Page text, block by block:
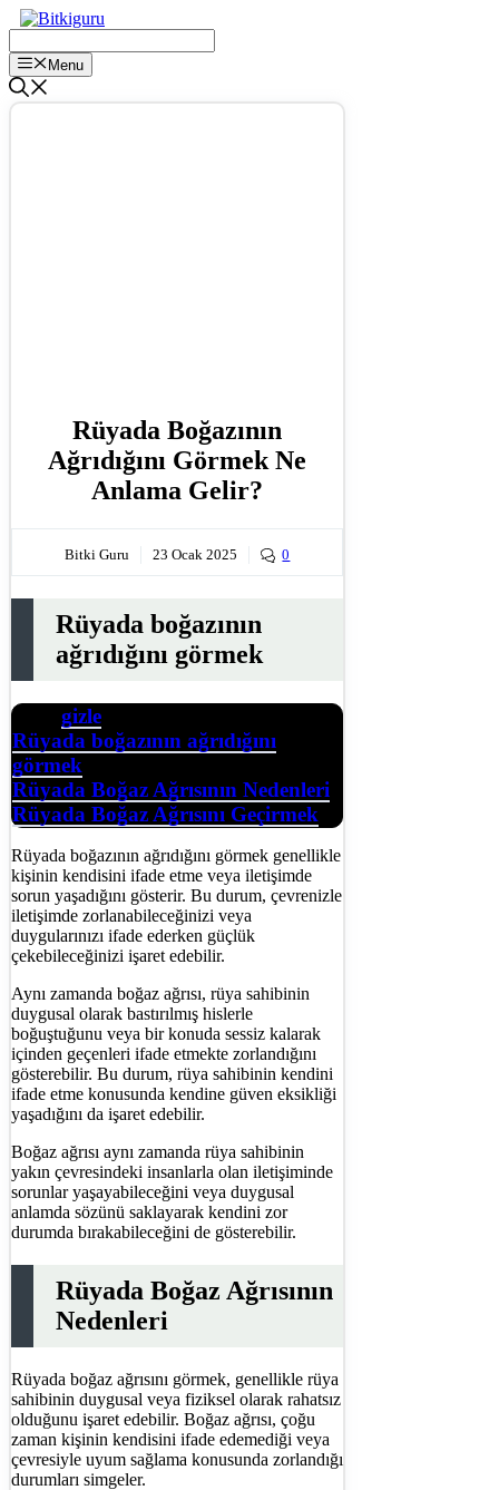
İçeriğe
Menu
Rüyada Boğazının
Ağrıdığını Görmek Ne
Anlama Gelir?
Bitki Guru 23 Ocak 2025 0
Rüyada boğazının
ağrıdığını görmek
İçerik
gizle
Rüyada boğazının ağrıdığını
görmek
Rüyada Boğaz Ağrısının Nedenleri
Rüyada Boğaz Ağrısını Geçirmek
Rüyada boğazının ağrıdığını görmek genellikle
kişinin kendisini ifade etme veya iletişimde
sorun yaşadığını gösterir. Bu durum, çevrenizle
iletişimde zorlanabileceğinizi veya
duygularınızı ifade ederken güçlük
çekebileceğinizi işaret edebilir.
Aynı zamanda boğaz ağrısı, rüya sahibinin
duygusal olarak bastırılmış hislerle
boğuştuğunu veya bir konuda sessiz kalarak
içinden geçenleri ifade etmekte zorlandığını
gösterebilir. Bu durum, rüya sahibinin kendini
ifade etme konusunda kendine güven eksikliği
yaşadığını da işaret edebilir.
Boğaz ağrısı aynı zamanda rüya sahibinin
yakın çevresindeki insanlarla olan iletişiminde
sorunlar yaşayabileceğini veya duygusal
anlamda sözünü saklayarak kendini zor
durumda bırakabileceğini de gösterebilir.
Rüyada Boğaz Ağrısının
Nedenleri
Rüyada boğaz ağrısını görmek, genellikle rüya
sahibinin duygusal veya fiziksel olarak rahatsız
olduğunu işaret edebilir. Boğaz ağrısı, çoğu
zaman kişinin kendisini ifade edemediği veya
çevresiyle uyum sağlama konusunda zorlandığı
durumları simgeler.